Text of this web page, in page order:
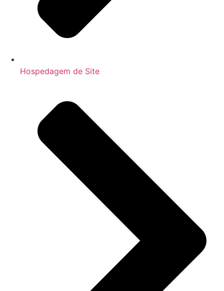
Hospedagem de Site